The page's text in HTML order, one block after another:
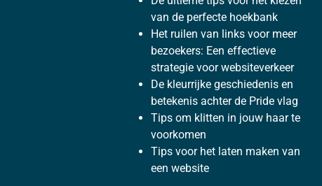
van de perfecte hoekbank
Het ⁣ruilen van links voor meer
bezoekers: Een effectieve
strategie voor ⁤websiteverkeer
De kleurrijke geschiedenis en
betekenis achter de Pride vlag
Tips om klitten in jouw haar te
voorkomen
Tips voor het laten maken van
een website